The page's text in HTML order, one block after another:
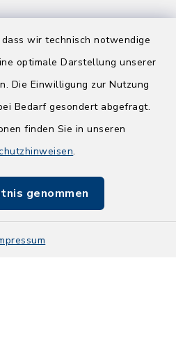
wir technisch notwendige
optimale Darstellung unserer
Die Einwilligung zur Nutzung
Bedarf gesondert abgefragt.
finden Sie in unseren
.
genommen